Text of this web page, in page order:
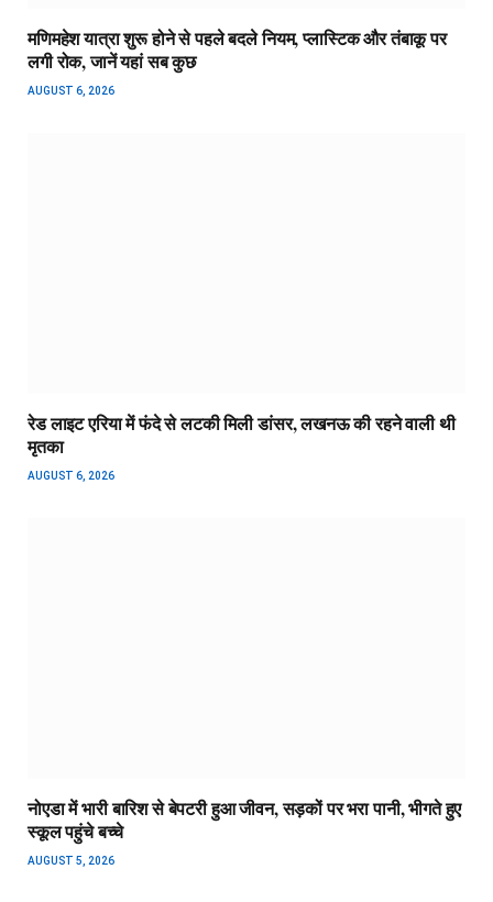
मणिमहेश यात्रा शुरू होने से पहले बदले नियम, प्लास्टिक और तंबाकू पर
लगी रोक, जानें यहां सब कुछ
AUGUST 6, 2026
रेड लाइट एरिया में फंदे से लटकी मिली डांसर, लखनऊ की रहने वाली थी
मृतका
AUGUST 6, 2026
नोएडा में भारी बारिश से बेपटरी हुआ जीवन, सड़कों पर भरा पानी, भीगते हुए
स्कूल पहुंचे बच्चे
AUGUST 5, 2026